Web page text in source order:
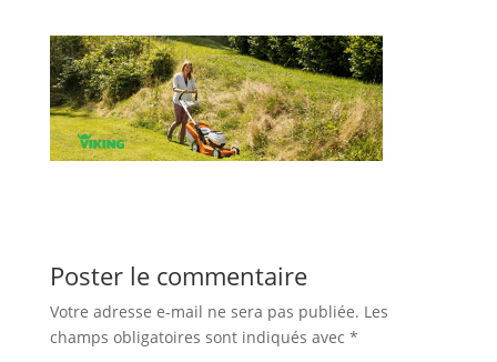
Poster le commentaire
Votre adresse e-mail ne sera pas publiée. Les
champs obligatoires sont indiqués avec *